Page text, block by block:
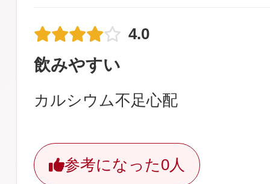
4.0
飲みやすい
カルシウム不足心配
参考になった0人